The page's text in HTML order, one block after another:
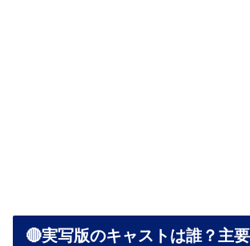
🔴実写版のキャストは誰？主